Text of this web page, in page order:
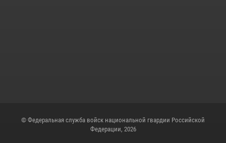
© Федеральная служба войск национальной гвардии Российской
Федерации, 2026